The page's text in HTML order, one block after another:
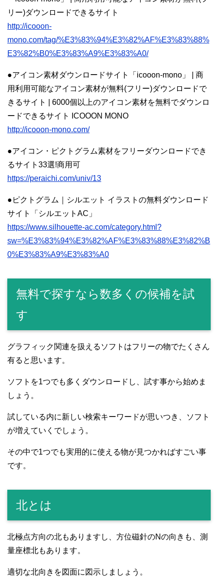
リー)ダウンロードできるサイト
http://icooon-
mono.com/tag/%E3%83%94%E3%82%AF%E3%83%88%
E3%82%B0%E3%83%A9%E3%83%A0/
●アイコン素材ダウンロードサイト「icooon-mono」 | 商
用利用可能なアイコン素材が無料(フリー)ダウンロードで
きるサイト | 6000個以上のアイコン素材を無料でダウンロ
ードできるサイト ICOOON MONO
http://icooon-mono.com/
●アイコン・ピクトグラム素材をフリーダウンロードでき
るサイト33選!商用可
https://peraichi.com/univ/13
●ピクトグラム｜シルエット イラストの無料ダウンロード
サイト「シルエットAC」
https://www.silhouette-ac.com/category.html?
sw=%E3%83%94%E3%82%AF%E3%83%88%E3%82%B
0%E3%83%A9%E3%83%A0
無料で探すなら数多くの候補を試
す
グラフィック関連を扱えるソフトはフリーの物でたくさん
有ると思います。
ソフトを1つでも多くダウンロードし、試す事から始めま
しょう。
試している内に新しい検索キーワードが思いつき、ソフト
が増えていくでしょう。
その中で1つでも実用的に使える物が見つかればすごい事
です。
北とは
北極点方向の北もありますし、方位磁針のNの向きも、測
量座標北もあります。
適切な北向きを図面に図示しましょう。